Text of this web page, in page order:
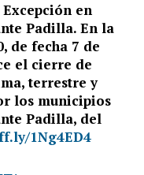
en
Padilla. En la
de fecha 7 de
el cierre de
terrestre y
los municipios
Padilla, del
1Ng4ED4